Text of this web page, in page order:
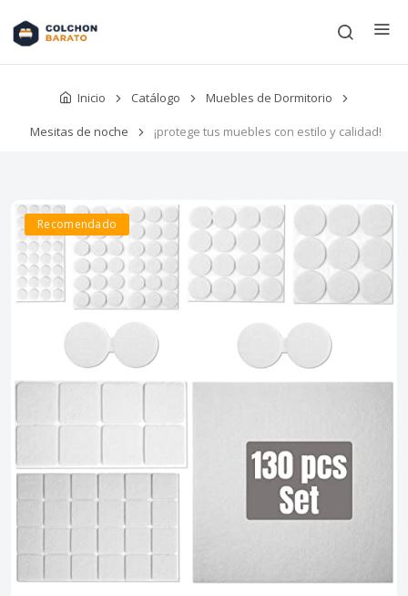
Inicio Catálogo Muebles de Dormitorio
Mesitas de noche ¡protege tus muebles con estilo y calidad!
Recomendado